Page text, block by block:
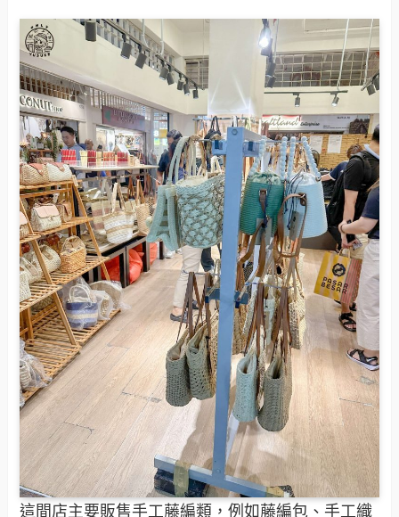
這間店主要販售手工藤編類，例如藤編包、手工織